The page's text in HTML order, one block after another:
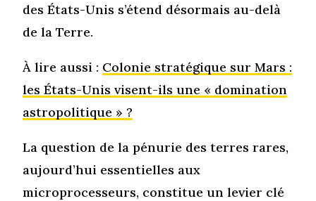
des États-Unis s’étend désormais au-delà
de la Terre.
À lire aussi : Colonie stratégique sur Mars :
les États-Unis visent-ils une « domination
astropolitique » ?
La question de la pénurie des terres rares,
aujourd’hui essentielles aux
microprocesseurs, constitue un levier clé